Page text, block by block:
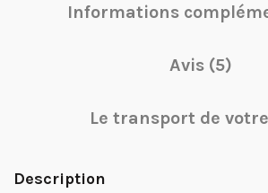
Informations
Avis (5)
Le transport de
Description